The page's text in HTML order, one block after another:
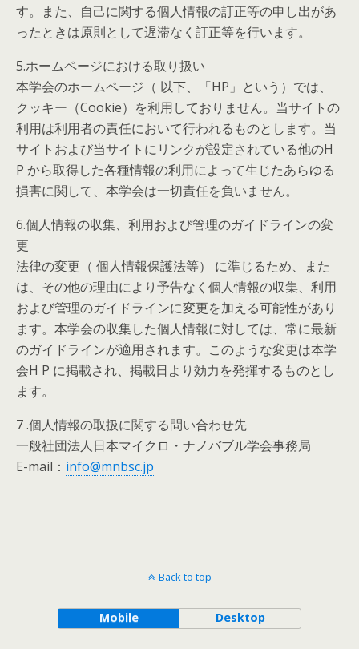
す。また、自己に関する個人情報の訂正等の申し出があ
ったときは原則として遅滞なく訂正等を行います。
5.ホームページにおける取り扱い
本学会のホームページ（ 以下、「HP」という）では、
クッキー（Cookie）を利用しておりません。当サイトの
利用は利用者の責任において行われるものとします。当
サイトおよび当サイトにリンクが設定されている他のH
P から取得した各種情報の利用によって生じたあらゆる
損害に関して、本学会は一切責任を負いません。
6.個人情報の収集、利用および管理のガイドラインの変
更
法律の変更（ 個人情報保護法等） に準じるため、また
は、その他の理由により予告なく個人情報の収集、利用
および管理のガイドラインに変更を加える可能性があり
ます。本学会の収集した個人情報に対しては、常に最新
のガイドラインが適用されます。このような変更は本学
会H P に掲載され、掲載日より効力を発揮するものとし
ます。
7 .個人情報の取扱に関する問い合わせ先
一般社団法人日本マイクロ・ナノバブル学会事務局
E-mail： info@mnbsc.jp
Back to top
Mobile Desktop